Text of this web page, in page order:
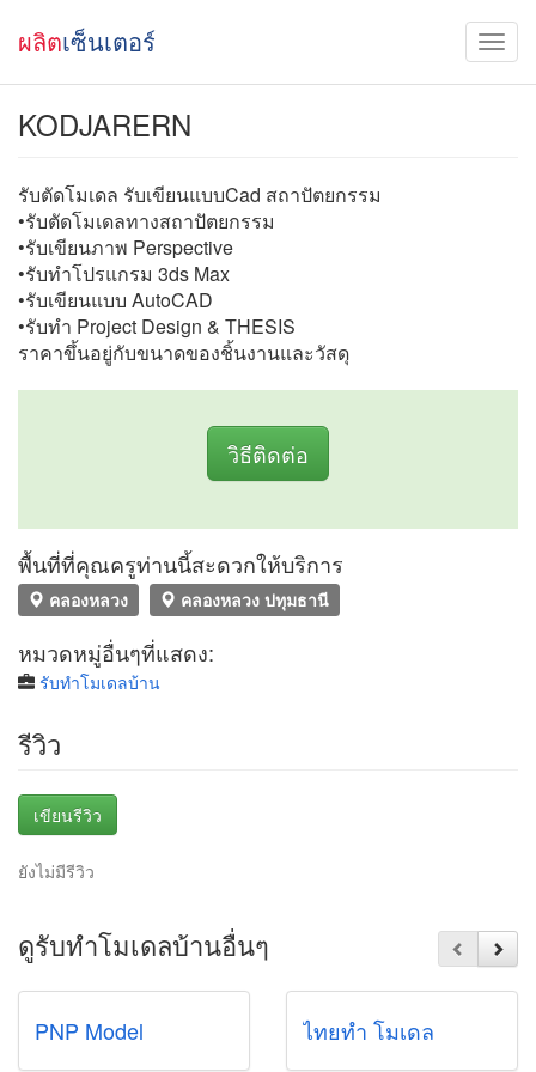
ผลิตเซ็นเตอร์
KODJARERN
รับตัดโมเดล รับเขียนแบบCad สถาปัตยกรรม
•รับตัดโมเดลทางสถาปัตยกรรม
•รับเขียนภาพ Perspective
•รับทำโปรแกรม 3ds Max
•รับเขียนแบบ AutoCAD
•รับทำ Project Design & THESIS
ราคาขึ้นอยู่กับขนาดของชิ้นงานและวัสดุ
วิธีติดต่อ
พื้นที่ที่คุณครูท่านนี้สะดวกให้บริการ
คลองหลวง คลองหลวง ปทุมธานี
หมวดหมู่อื่นๆที่แสดง:
รับทําโมเดลบ้าน
รีวิว
เขียนรีวิว
ยังไม่มีรีวิว
ดูรับทําโมเดลบ้านอื่นๆ
PNP Model ไทยทำ โมเดล